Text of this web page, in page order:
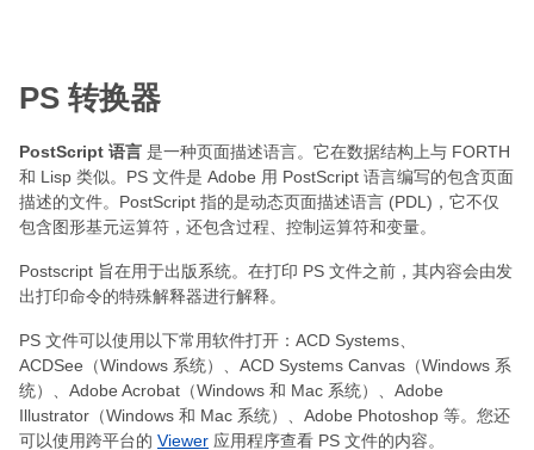
PS 转换器
PostScript 语言 是一种页面描述语言。它在数据结构上与 FORTH
和 Lisp 类似。PS 文件是 Adob​​e 用 PostScript 语言编写的包含页面
描述的文件。PostScript 指的是动态页面描述语言 (PDL)，它不仅
包含图形基元运算符，还包含过程、控制运算符和变量。
Postscript 旨在用于出版系统。在打印 PS 文件之前，其内容会由发
出打印命令的特殊解释器进行解释。
PS 文件可以使用以下常用软件打开：ACD Systems、
ACDSee（Windows 系统）、ACD Systems Canvas（Windows 系
统）、Adobe Acrobat（Windows 和 Mac 系统）、Adobe
Illustrator（Windows 和 Mac 系统）、Adobe Photoshop 等。您还
可以使用跨平台的 Viewer 应用程序查看 PS 文件的内容。